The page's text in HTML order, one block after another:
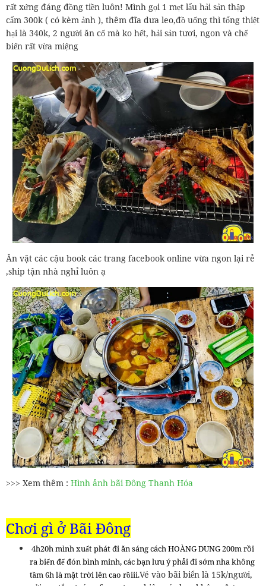
rất xứng đáng đồng tiền luôn! Mình gọi 1 mẹt lẩu hải sản thập
cẩm 300k ( có kèm ảnh ), thêm đĩa dưa leo,đồ uống thì tổng thiệt
hại là 340k, 2 người ăn cố mà ko hết, hải sản tươi, ngon và chế
biến rất vừa miệng
Ăn vặt các cậu book các trang facebook online vừa ngon lại rẻ
,ship tận nhà nghỉ luôn ạ
>>> Xem thêm : Hình ảnh bãi Đông Thanh Hóa
Chơi gì ở Bãi Đông
4h20h mình xuất phát đi ăn sáng cách HOÀNG DUNG 200m rồi
ra biển để đón bình minh, các bạn lưu ý phải đi sớm nha không
tầm 6h là mặt trời lên cao rồiii.Vé vào bãi biển là 15k/người,